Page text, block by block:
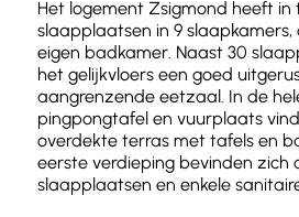
Het logement Zsigmond heeft in
slaapplaatsen in 9
eigen badkamer. Naast 30
het gelijkvloers een goed
aangrenzende eetzaal. In de
pingpongtafel en vuurplaats
overdekte terras met tafels en
eerste verdieping bevinden zich
slaapplaatsen en enkele